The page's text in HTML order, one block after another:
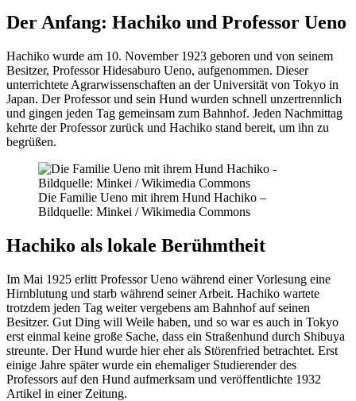
Der Anfang: Hachiko und Professor Ueno
Hachiko wurde am 10. November 1923 geboren und von seinem
Besitzer, Professor Hidesaburo Ueno, aufgenommen. Dieser
unterrichtete Agrarwissenschaften an der Universität von Tokyo in
Japan. Der Professor und sein Hund wurden schnell unzertrennlich
und gingen jeden Tag gemeinsam zum Bahnhof. Jeden Nachmittag
kehrte der Professor zurück und Hachiko stand bereit, um ihn zu
begrüßen.
Die Familie Ueno mit ihrem Hund Hachiko –
Bildquelle: Minkei / Wikimedia Commons
Hachiko als lokale Berühmtheit
Im Mai 1925 erlitt Professor Ueno während einer Vorlesung eine
Hirnblutung und starb während seiner Arbeit. Hachiko wartete
trotzdem jeden Tag weiter vergebens am Bahnhof auf seinen
Besitzer. Gut Ding will Weile haben, und so war es auch in Tokyo
erst einmal keine große Sache, dass ein Straßenhund durch Shibuya
streunte. Der Hund wurde hier eher als Störenfried betrachtet. Erst
einige Jahre später wurde ein ehemaliger Studierender des
Professors auf den Hund aufmerksam und veröffentlichte 1932
Artikel in einer Zeitung.